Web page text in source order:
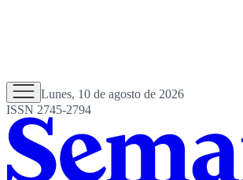
Lunes, 10 de agosto de 2026
ISSN 2745-2794